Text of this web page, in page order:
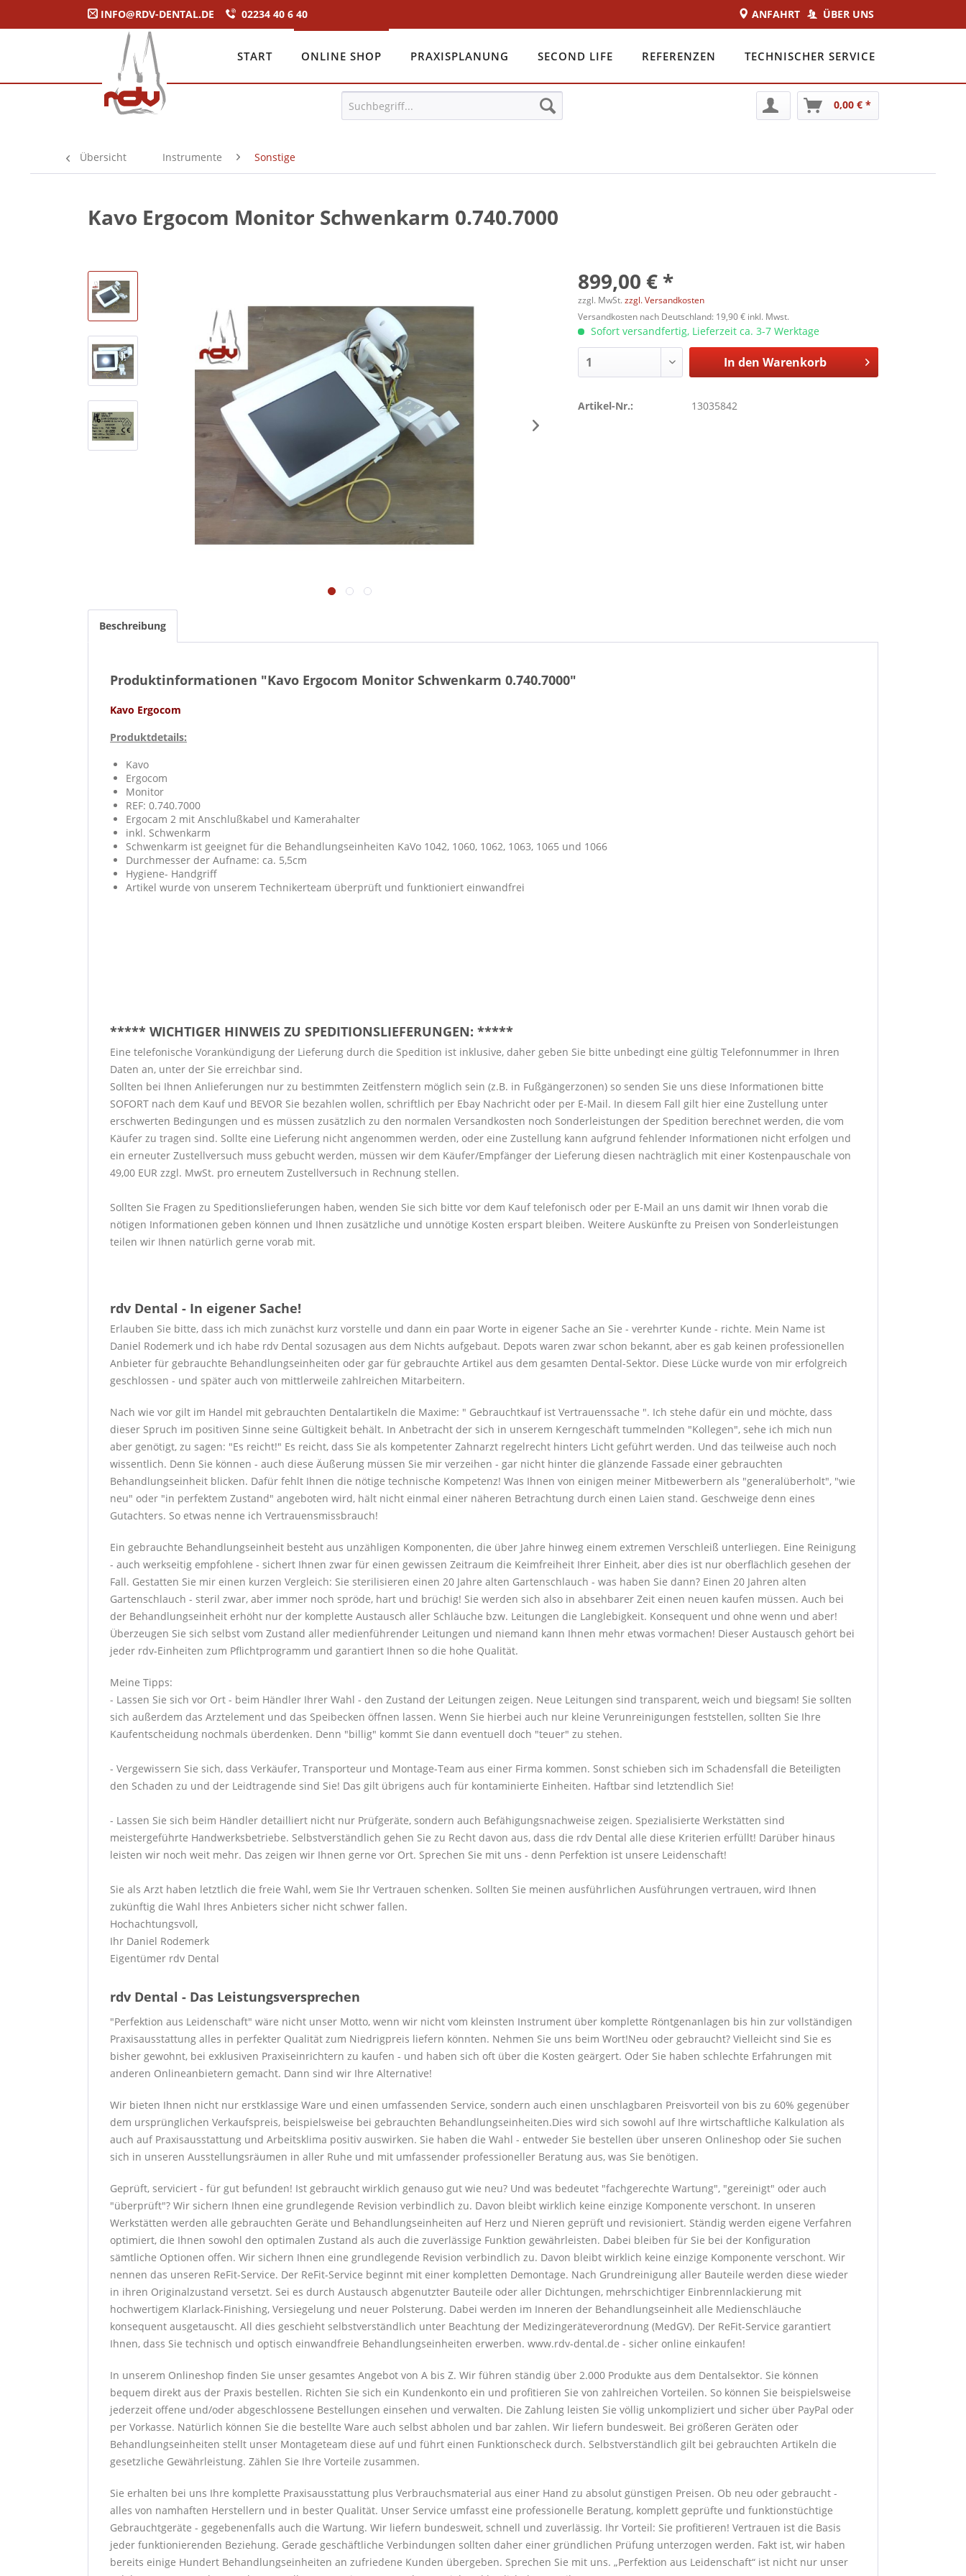
INFO@RDV-DENTAL.DE 02234 40 6 40 ÜBER UNS
ANFAHRT
START ONLINE SHOP PRAXISPLANUNG SECOND LIFE REFERENZEN TECHNISCHER SERVICE
0,00 € *
Übersicht Instrumente Sonstige
Kavo Ergocom Monitor Schwenkarm 0.740.7000
899,00 € *
zzgl. MwSt. zzgl. Versandkosten
Versandkosten nach Deutschland: 19,90 € inkl. Mwst.
Sofort versandfertig, Lieferzeit ca. 3-7 Werktage
In den Warenkorb
Artikel-Nr.: 13035842
Beschreibung
Produktinformationen "Kavo Ergocom Monitor Schwenkarm 0.740.7000"
Kavo Ergocom
Produktdetails:
Kavo
Ergocom
Monitor
REF: 0.740.7000
Ergocam 2 mit Anschlußkabel und Kamerahalter
inkl. Schwenkarm
Schwenkarm ist geeignet für die Behandlungseinheiten KaVo 1042, 1060, 1062, 1063, 1065 und 1066
Durchmesser der Aufname: ca. 5,5cm
Hygiene- Handgriff
Artikel wurde von unserem Technikerteam überprüft und funktioniert einwandfrei
***** WICHTIGER HINWEIS ZU SPEDITIONSLIEFERUNGEN: *****
Eine telefonische Vorankündigung der Lieferung durch die Spedition ist inklusive, daher geben Sie bitte unbedingt eine gültig Telefonnummer in Ihren
Daten an, unter der Sie erreichbar sind.
Sollten bei Ihnen Anlieferungen nur zu bestimmten Zeitfenstern möglich sein (z.B. in Fußgängerzonen) so senden Sie uns diese Informationen bitte
SOFORT nach dem Kauf und BEVOR Sie bezahlen wollen, schriftlich per Ebay Nachricht oder per E-Mail. In diesem Fall gilt hier eine Zustellung unter
erschwerten Bedingungen und es müssen zusätzlich zu den normalen Versandkosten noch Sonderleistungen der Spedition berechnet werden, die vom
Käufer zu tragen sind. Sollte eine Lieferung nicht angenommen werden, oder eine Zustellung kann aufgrund fehlender Informationen nicht erfolgen und
ein erneuter Zustellversuch muss gebucht werden, müssen wir dem Käufer/Empfänger der Lieferung diesen nachträglich mit einer Kostenpauschale von
49,00 EUR zzgl. MwSt. pro erneutem Zustellversuch in Rechnung stellen.
Sollten Sie Fragen zu Speditionslieferungen haben, wenden Sie sich bitte vor dem Kauf telefonisch oder per E-Mail an uns damit wir Ihnen vorab die
nötigen Informationen geben können und Ihnen zusätzliche und unnötige Kosten erspart bleiben. Weitere Auskünfte zu Preisen von Sonderleistungen
teilen wir Ihnen natürlich gerne vorab mit.
rdv Dental - In eigener Sache!
Erlauben Sie bitte, dass ich mich zunächst kurz vorstelle und dann ein paar Worte in eigener Sache an Sie - verehrter Kunde - richte. Mein Name ist
Daniel Rodemerk und ich habe rdv Dental sozusagen aus dem Nichts aufgebaut. Depots waren zwar schon bekannt, aber es gab keinen professionellen
Anbieter für gebrauchte Behandlungseinheiten oder gar für gebrauchte Artikel aus dem gesamten Dental-Sektor. Diese Lücke wurde von mir erfolgreich
geschlossen - und später auch von mittlerweile zahlreichen Mitarbeitern.
Nach wie vor gilt im Handel mit gebrauchten Dentalartikeln die Maxime: " Gebrauchtkauf ist Vertrauenssache ". Ich stehe dafür ein und möchte, dass
dieser Spruch im positiven Sinne seine Gültigkeit behält. In Anbetracht der sich in unserem Kerngeschäft tummelnden "Kollegen", sehe ich mich nun
aber genötigt, zu sagen: "Es reicht!" Es reicht, dass Sie als kompetenter Zahnarzt regelrecht hinters Licht geführt werden. Und das teilweise auch noch
wissentlich. Denn Sie können - auch diese Äußerung müssen Sie mir verzeihen - gar nicht hinter die glänzende Fassade einer gebrauchten
Behandlungseinheit blicken. Dafür fehlt Ihnen die nötige technische Kompetenz! Was Ihnen von einigen meiner Mitbewerbern als "generalüberholt", "wie
neu" oder "in perfektem Zustand" angeboten wird, hält nicht einmal einer näheren Betrachtung durch einen Laien stand. Geschweige denn eines
Gutachters. So etwas nenne ich Vertrauensmissbrauch!
Ein gebrauchte Behandlungseinheit besteht aus unzähligen Komponenten, die über Jahre hinweg einem extremen Verschleiß unterliegen. Eine Reinigung
- auch werkseitig empfohlene - sichert Ihnen zwar für einen gewissen Zeitraum die Keimfreiheit Ihrer Einheit, aber dies ist nur oberflächlich gesehen der
Fall. Gestatten Sie mir einen kurzen Vergleich: Sie sterilisieren einen 20 Jahre alten Gartenschlauch - was haben Sie dann? Einen 20 Jahren alten
Gartenschlauch - steril zwar, aber immer noch spröde, hart und brüchig! Sie werden sich also in absehbarer Zeit einen neuen kaufen müssen. Auch bei
der Behandlungseinheit erhöht nur der komplette Austausch aller Schläuche bzw. Leitungen die Langlebigkeit. Konsequent und ohne wenn und aber!
Überzeugen Sie sich selbst vom Zustand aller medienführender Leitungen und niemand kann Ihnen mehr etwas vormachen! Dieser Austausch gehört bei
jeder rdv-Einheiten zum Pflichtprogramm und garantiert Ihnen so die hohe Qualität.
Meine Tipps:
- Lassen Sie sich vor Ort - beim Händler Ihrer Wahl - den Zustand der Leitungen zeigen. Neue Leitungen sind transparent, weich und biegsam! Sie sollten
sich außerdem das Arztelement und das Speibecken öffnen lassen. Wenn Sie hierbei auch nur kleine Verunreinigungen feststellen, sollten Sie Ihre
Kaufentscheidung nochmals überdenken. Denn "billig" kommt Sie dann eventuell doch "teuer" zu stehen.
- Vergewissern Sie sich, dass Verkäufer, Transporteur und Montage-Team aus einer Firma kommen. Sonst schieben sich im Schadensfall die Beteiligten
den Schaden zu und der Leidtragende sind Sie! Das gilt übrigens auch für kontaminierte Einheiten. Haftbar sind letztendlich Sie!
- Lassen Sie sich beim Händler detailliert nicht nur Prüfgeräte, sondern auch Befähigungsnachweise zeigen. Spezialisierte Werkstätten sind
meistergeführte Handwerksbetriebe. Selbstverständlich gehen Sie zu Recht davon aus, dass die rdv Dental alle diese Kriterien erfüllt! Darüber hinaus
leisten wir noch weit mehr. Das zeigen wir Ihnen gerne vor Ort. Sprechen Sie mit uns - denn Perfektion ist unsere Leidenschaft!
Sie als Arzt haben letztlich die freie Wahl, wem Sie Ihr Vertrauen schenken. Sollten Sie meinen ausführlichen Ausführungen vertrauen, wird Ihnen
zukünftig die Wahl Ihres Anbieters sicher nicht schwer fallen.
Hochachtungsvoll,
Ihr Daniel Rodemerk
Eigentümer rdv Dental
rdv Dental - Das Leistungsversprechen
"Perfektion aus Leidenschaft" wäre nicht unser Motto, wenn wir nicht vom kleinsten Instrument über komplette Röntgenanlagen bis hin zur vollständigen
Praxisausstattung alles in perfekter Qualität zum Niedrigpreis liefern könnten. Nehmen Sie uns beim Wort!Neu oder gebraucht? Vielleicht sind Sie es
bisher gewohnt, bei exklusiven Praxiseinrichtern zu kaufen - und haben sich oft über die Kosten geärgert. Oder Sie haben schlechte Erfahrungen mit
anderen Onlineanbietern gemacht. Dann sind wir Ihre Alternative!
Wir bieten Ihnen nicht nur erstklassige Ware und einen umfassenden Service, sondern auch einen unschlagbaren Preisvorteil von bis zu 60% gegenüber
dem ursprünglichen Verkaufspreis, beispielsweise bei gebrauchten Behandlungseinheiten.Dies wird sich sowohl auf Ihre wirtschaftliche Kalkulation als
auch auf Praxisausstattung und Arbeitsklima positiv auswirken. Sie haben die Wahl - entweder Sie bestellen über unseren Onlineshop oder Sie suchen
sich in unseren Ausstellungsräumen in aller Ruhe und mit umfassender professioneller Beratung aus, was Sie benötigen.
Geprüft, serviciert - für gut befunden! Ist gebraucht wirklich genauso gut wie neu? Und was bedeutet "fachgerechte Wartung", "gereinigt" oder auch
"überprüft"? Wir sichern Ihnen eine grundlegende Revision verbindlich zu. Davon bleibt wirklich keine einzige Komponente verschont. In unseren
Werkstätten werden alle gebrauchten Geräte und Behandlungseinheiten auf Herz und Nieren geprüft und revisioniert. Ständig werden eigene Verfahren
optimiert, die Ihnen sowohl den optimalen Zustand als auch die zuverlässige Funktion gewährleisten. Dabei bleiben für Sie bei der Konfiguration
sämtliche Optionen offen. Wir sichern Ihnen eine grundlegende Revision verbindlich zu. Davon bleibt wirklich keine einzige Komponente verschont. Wir
nennen das unseren ReFit-Service. Der ReFit-Service beginnt mit einer kompletten Demontage. Nach Grundreinigung aller Bauteile werden diese wieder
in ihren Originalzustand versetzt. Sei es durch Austausch abgenutzter Bauteile oder aller Dichtungen, mehrschichtiger Einbrennlackierung mit
hochwertigem Klarlack-Finishing, Versiegelung und neuer Polsterung. Dabei werden im Inneren der Behandlungseinheit alle Medienschläuche
konsequent ausgetauscht. All dies geschieht selbstverständlich unter Beachtung der Medizingeräteverordnung (MedGV). Der ReFit-Service garantiert
Ihnen, dass Sie technisch und optisch einwandfreie Behandlungseinheiten erwerben. www.rdv-dental.de - sicher online einkaufen!
In unserem Onlineshop finden Sie unser gesamtes Angebot von A bis Z. Wir führen ständig über 2.000 Produkte aus dem Dentalsektor. Sie können
bequem direkt aus der Praxis bestellen. Richten Sie sich ein Kundenkonto ein und profitieren Sie von zahlreichen Vorteilen. So können Sie beispielsweise
jederzeit offene und/oder abgeschlossene Bestellungen einsehen und verwalten. Die Zahlung leisten Sie völlig unkompliziert und sicher über PayPal oder
per Vorkasse. Natürlich können Sie die bestellte Ware auch selbst abholen und bar zahlen. Wir liefern bundesweit. Bei größeren Geräten oder
Behandlungseinheiten stellt unser Montageteam diese auf und führt einen Funktionscheck durch. Selbstverständlich gilt bei gebrauchten Artikeln die
gesetzliche Gewährleistung. Zählen Sie Ihre Vorteile zusammen.
Sie erhalten bei uns Ihre komplette Praxisausstattung plus Verbrauchsmaterial aus einer Hand zu absolut günstigen Preisen. Ob neu oder gebraucht -
alles von namhaften Herstellern und in bester Qualität. Unser Service umfasst eine professionelle Beratung, komplett geprüfte und funktionstüchtige
Gebrauchtgeräte - gegebenenfalls auch die Wartung. Wir liefern bundesweit, schnell und zuverlässig. Ihr Vorteil: Sie profitieren! Vertrauen ist die Basis
jeder funktionierenden Beziehung. Gerade geschäftliche Verbindungen sollten daher einer gründlichen Prüfung unterzogen werden. Fakt ist, wir haben
bereits einige Hundert Behandlungseinheiten an zufriedene Kunden übergeben. Sprechen Sie mit uns. „Perfektion aus Leidenschaft“ ist nicht nur unser